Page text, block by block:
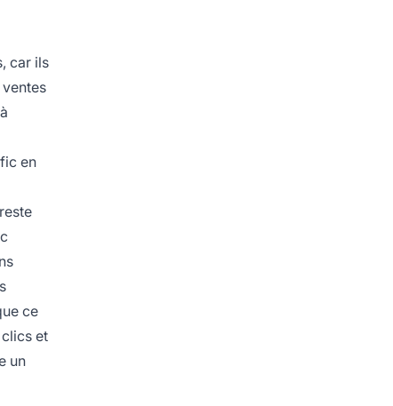
car ils
en
reste
ce
et
un